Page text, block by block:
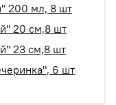
200 мл, 8 шт
20 см,8 шт
23 см,8 шт
6 шт